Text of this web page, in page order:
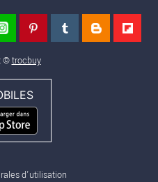
©trocbuy
d'utilisation